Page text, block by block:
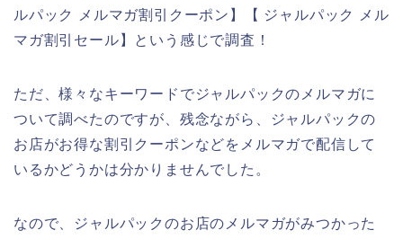
ルパック メルマガ割引クーポン】【 ジャルパック メル
マガ割引セール】という感じで調査！
ただ、様々なキーワードでジャルパックのメルマガに
ついて調べたのですが、残念ながら、ジャルパックの
お店がお得な割引クーポンなどをメルマガで配信して
いるかどうかは分かりませんでした。
なので、ジャルパックのお店のメルマガがみつかった